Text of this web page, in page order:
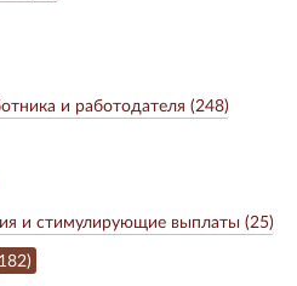
и работодателя (248)
и стимулирующие выплаты (25)